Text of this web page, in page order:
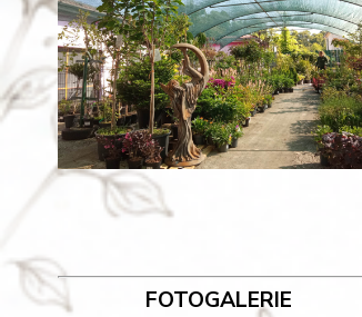
FOTOGALERIE